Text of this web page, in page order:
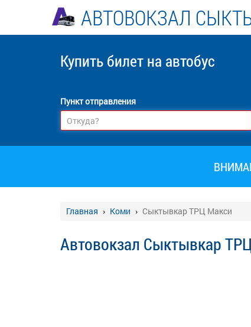
АВТОВОКЗАЛ
Купить билет на автобус
Пункт отправления
Главная Коми Сыктывкар ТРЦ Макси
Автовокзал Сыктывкар